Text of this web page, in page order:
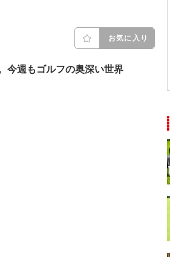
お気に入り
今週もゴルフの奥深い世界